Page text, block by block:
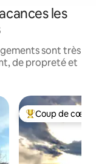
les
sont très
de propreté et
Coups de cœur
Coup de cœur